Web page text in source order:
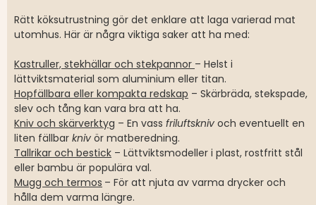
Rätt köksutrustning gör det enklare att laga varierad mat
utomhus. Här är några viktiga saker att ha med:
Kastruller, stekhällar och stekpannor – Helst i
lättviktsmaterial som aluminium eller titan.
Hopfällbara eller kompakta redskap – Skärbräda, stekspade,
slev och tång kan vara bra att ha.
Kniv och skärverktyg – En vass friluftskniv och eventuellt en
liten fällbar kniv ör matberedning.
Tallrikar och bestick – Lättviktsmodeller i plast, rostfritt stål
eller bambu är populära val.
Mugg och termos – För att njuta av varma drycker och
hålla dem varma längre.